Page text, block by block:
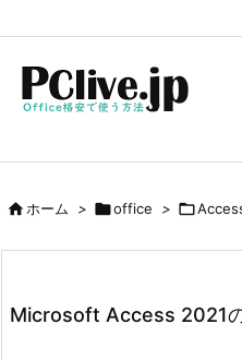
ホーム > office > 
Microsoft Access 2021